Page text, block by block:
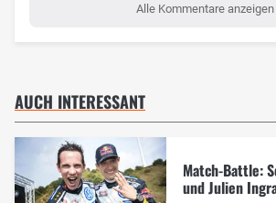
Alle Kommentare anzeigen
AUCH INTERESSANT
Match-Battle:
und Julien